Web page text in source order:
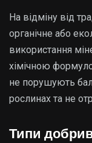
На відміну від
органічне або
використання
хімічною
не порушують
рослинах та не
Типи